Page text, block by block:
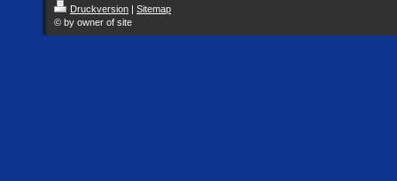
Druckversion | Sitemap
© by owner of site